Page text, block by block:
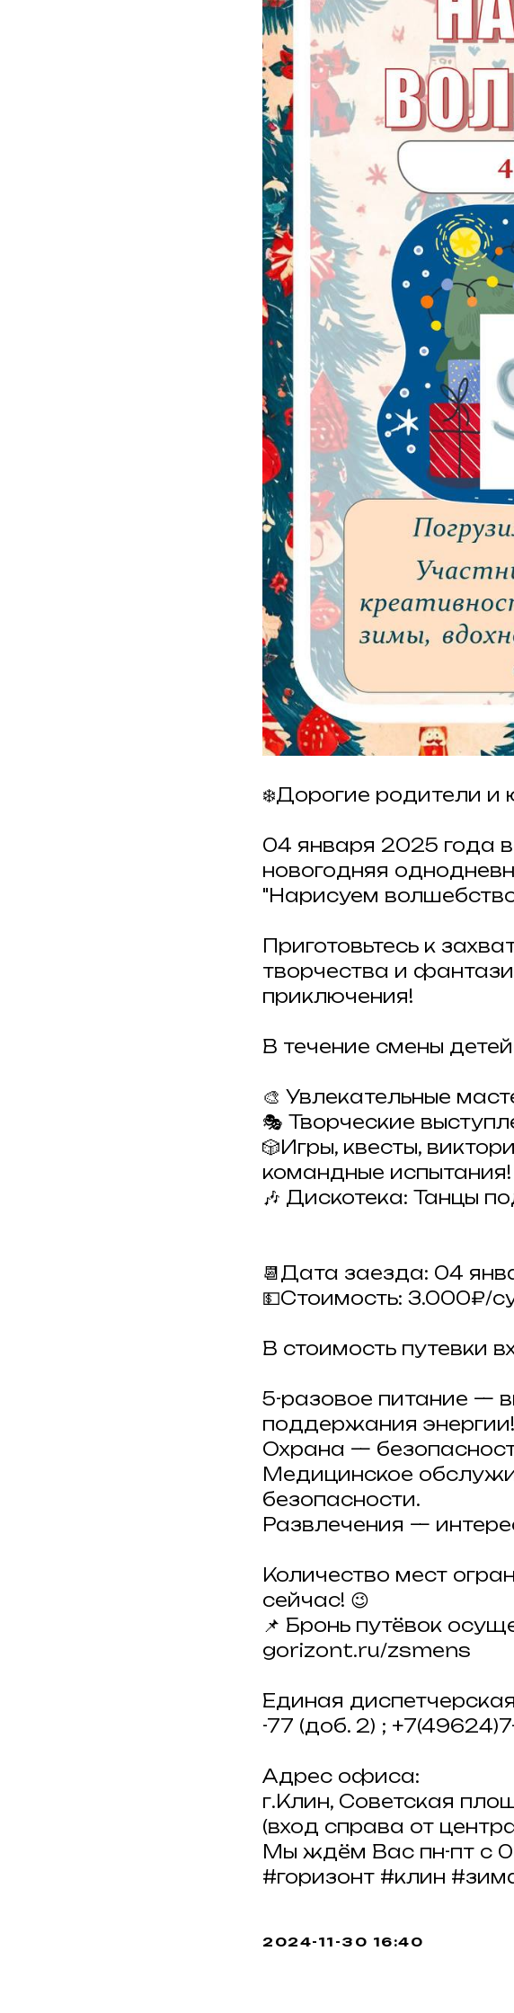
❄️Дорогие родители и
04 января 2025 года в
новогодняя
"Нарисуем
Приготовьтесь к
творчества и
приключения!
В течение смены
🎨 Увлекательные
🎭 Творческие
🎲Игры, квесты,
командные испытания!
🎶 Дискотека: Танцы
📆Дата заезда: 04
💵Стоимость: 3.000₽/
В стоимость путевки
5-разовое питание —
поддержания энергии!
Охрана —
Медицинское
безопасности.
Развлечения —
Количество мест
сейчас! 😉
📌 Бронь путёвок
gorizont.ru/zsmens
Единая
-77 (доб. 2) ;
Адрес офиса:
г.Клин, Советская
(вход справа от
Мы ждём Вас пн-пт с
#горизонт #клин
2024-11-30 16:40